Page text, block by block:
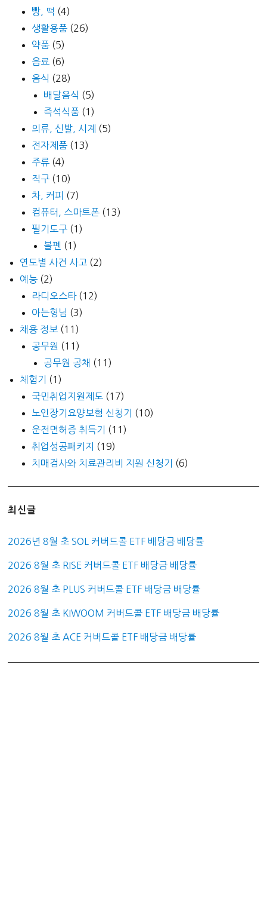
빵, 떡 (4)
생활용품 (26)
약품 (5)
음료 (6)
음식 (28)
배달음식 (5)
즉석식품 (1)
의류, 신발, 시계 (5)
전자제품 (13)
주류 (4)
직구 (10)
차, 커피 (7)
컴퓨터, 스마트폰 (13)
필기도구 (1)
볼펜 (1)
연도별 사건 사고 (2)
예능 (2)
라디오스타(12)
아는형님 (3)
채용 정보 (11)
공무원 (11)
공무원 공채 (11)
체험기
(1)
국민취업지원제도 (17)
노인장기요양보험 신청기
(10)
운전면허증 취득기
(11)
취업성공패키지
(19)
치매검사와 치료관리비 지원 신청기
(6)
최신글
2026년 8월 초 SOL 커버드콜 ETF 배당금 배당률
2026 8월 초 RISE 커버드콜 ETF 배당금 배당률
2026 8월 초 PLUS 커버드콜 ETF 배당금 배당률
2026 8월 초 KIWOOM 커버드콜 ETF 배당금 배당률
2026 8월 초 ACE 커버드콜 ETF 배당금 배당률